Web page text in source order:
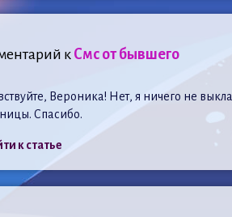
кСмс от бывшего
Вероника! Нет, я ничего не
Спасибо.
к статье